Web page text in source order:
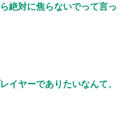
絶対に焦らないでって言っ
イヤーでありたいなんて、